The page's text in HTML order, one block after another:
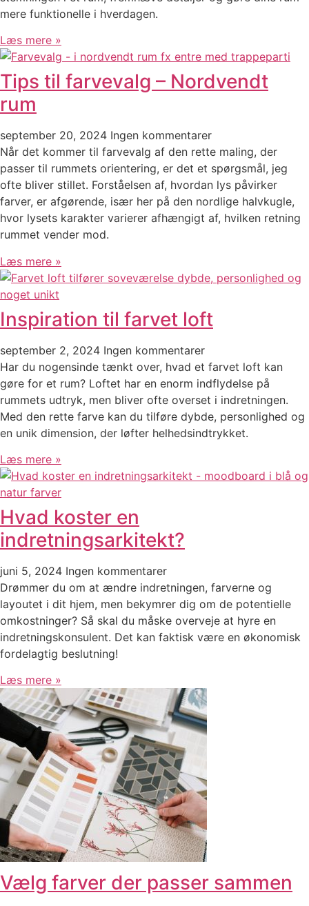
mere funktionelle i hverdagen.
Læs mere »
Tips til farvevalg – Nordvendt
rum
september 20, 2024 Ingen kommentarer
Når det kommer til farvevalg af den rette maling, der
passer til rummets orientering, er det et spørgsmål, jeg
ofte bliver stillet. Forståelsen af, hvordan lys påvirker
farver, er afgørende, især her på den nordlige halvkugle,
hvor lysets karakter varierer afhængigt af, hvilken retning
rummet vender mod.
Læs mere »
Inspiration til farvet loft
september 2, 2024 Ingen kommentarer
Har du nogensinde tænkt over, hvad et farvet loft kan
gøre for et rum? Loftet har en enorm indflydelse på
rummets udtryk, men bliver ofte overset i indretningen.
Med den rette farve kan du tilføre dybde, personlighed og
en unik dimension, der løfter helhedsindtrykket.
Læs mere »
Hvad koster en
indretningsarkitekt?
juni 5, 2024 Ingen kommentarer
Drømmer du om at ændre indretningen, farverne og
layoutet i dit hjem, men bekymrer dig om de potentielle
omkostninger? Så skal du måske overveje at hyre en
indretningskonsulent. Det kan faktisk være en økonomisk
fordelagtig beslutning!
Læs mere »
Vælg farver der passer sammen